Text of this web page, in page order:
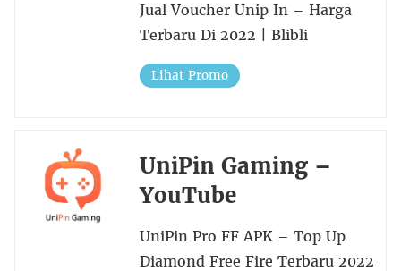
Jual Voucher Unip In – Harga
Terbaru Di 2022 | Blibli
Lihat Promo
UniPin Gaming –
YouTube
UniPin Pro FF APK – Top Up
Diamond Free Fire Terbaru 2022